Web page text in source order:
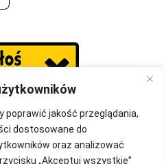
poprawić jakość przeglądania,
dostosowane do
oraz analizować
„Akceptuj wszystkie”
Współpraca
prywatności